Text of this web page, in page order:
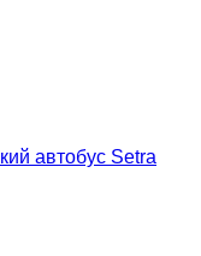
автобус Setra